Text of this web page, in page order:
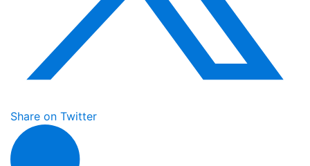
Share on Twitter